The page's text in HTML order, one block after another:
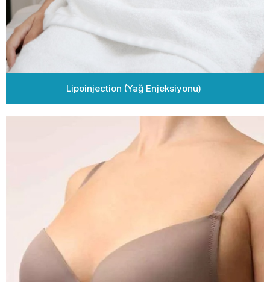
Lipoinjection (Yağ Enjeksiyonu)